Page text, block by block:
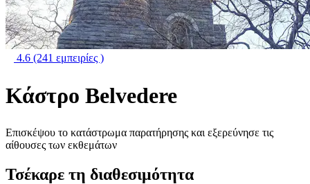
4.6 (241 εμπειρίες )
Κάστρο Belvedere
Επισκέψου το κατάστρωμα παρατήρησης και εξερεύνησε τις
αίθουσες των εκθεμάτων
Τσέκαρε τη διαθεσιμότητα